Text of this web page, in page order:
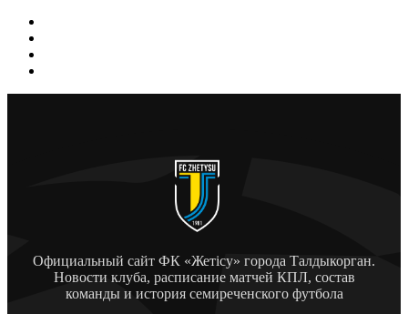
Официальный сайт ФК «Жетісу» города Талдыкорган.
Новости клуба, расписание матчей КПЛ, состав
команды и история семиреченского футбола